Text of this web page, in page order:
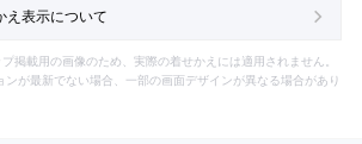
え表示について
掲載用の画像のため、実際の着せかえには適用されません。
ンが最新でない場合、一部の画面デザインが異なる場合があり